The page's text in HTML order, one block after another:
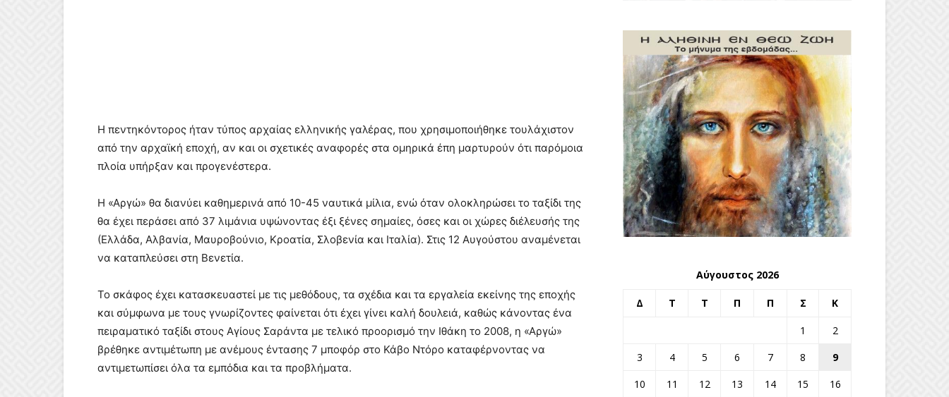
Η πεντηκόντορος ήταν τύπος αρχαίας ελληνικής γαλέρας, που χρησιμοποιήθηκε τουλάχιστον
από την αρχαϊκή εποχή, αν και οι σχετικές αναφορές στα ομηρικά έπη μαρτυρούν ότι παρόμοια
πλοία υπήρξαν και προγενέστερα.
Η «Αργώ» θα διανύει καθημερινά από 10-45 ναυτικά μίλια, ενώ όταν ολοκληρώσει το ταξίδι της
θα έχει περάσει από 37 λιμάνια υψώνοντας έξι ξένες σημαίες, όσες και οι χώρες διέλευσής της
(Ελλάδα, Αλβανία, Μαυροβούνιο, Κροατία, Σλοβενία και Ιταλία). Στις 12 Αυγούστου αναμένεται
να καταπλεύσει στη Βενετία.
Το σκάφος έχει κατασκευαστεί με τις μεθόδους, τα σχέδια και τα εργαλεία εκείνης της εποχής
και σύμφωνα με τους γνωρίζοντες φαίνεται ότι έχει γίνει καλή δουλειά, καθώς κάνοντας ένα
πειραματικό ταξίδι στους Αγίους Σαράντα με τελικό προορισμό την Ιθάκη το 2008, η «Αργώ»
βρέθηκε αντιμέτωπη με ανέμους έντασης 7 μποφόρ στο Κάβο Ντόρο καταφέρνοντας να
αντιμετωπίσει όλα τα εμπόδια και τα προβλήματα.
Αύγουστος 2026
Δ Τ Τ Π Π Σ Κ
1
2
3
4 5 6 7 8
9
10
11 12 13 14 15
16